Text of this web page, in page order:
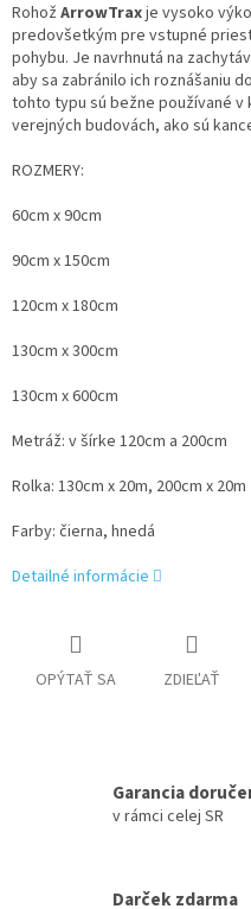
Rohož ArrowTraxje vysoko
predovšetkým pre vstupné
pohybu. Je navrhnutá na
aby sa zabránilo ich roznášaniu
tohto typu sú bežne používané
verejných budovách, ako sú
ROZMERY:
60cm x 90cm
90cm x 150cm
120cm x 180cm
130cm x 300cm
130cm x 600cm
Metráž: v šírke 120cm a 200cm
Rolka: 130cm x 20m, 200cm x 20m
Farby: čierna, hnedá
Detailné informácie
OPÝTAŤ SA ZDIEĽAŤ
Garancia
v rámci celej SR
Darček zdarma